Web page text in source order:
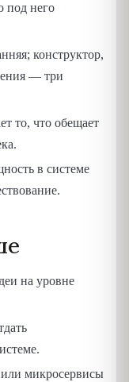
под него
конструктор,
— три
то, что обещает
в системе
на уровне
микросервисы